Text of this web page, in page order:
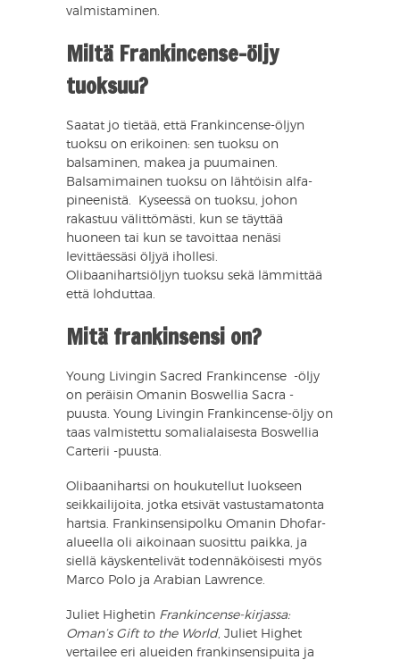
valmistaminen.
Miltä Frankincense-öljy
tuoksuu?
Saatat jo tietää, että Frankincense-öljyn
tuoksu on erikoinen: sen tuoksu on
balsaminen, makea ja puumainen.
Balsamimainen tuoksu on lähtöisin alfa-
pineenistä. Kyseessä on tuoksu, johon
rakastuu välittömästi, kun se täyttää
huoneen tai kun se tavoittaa nenäsi
levittäessäsi öljyä ihollesi.
Olibaanihartsiöljyn tuoksu sekä lämmittää
että lohduttaa.
Mitä frankinsensi on?
Young Livingin Sacred Frankincense -öljy
on peräisin Omanin Boswellia Sacra -
puusta. Young Livingin Frankincense-öljy on
taas valmistettu somalialaisesta Boswellia
Carterii -puusta.
Olibaanihartsi on houkutellut luokseen
seikkailijoita, jotka etsivät vastustamatonta
hartsia. Frankinsensipolku Omanin Dhofar-
alueella oli aikoinaan suosittu paikka, ja
siellä käyskentelivät todennäköisesti myös
Marco Polo ja Arabian Lawrence.
Juliet Highetin Frankincense-kirjassa:
Oman’s Gift to the World, Juliet Highet
vertailee eri alueiden frankinsensipuita ja